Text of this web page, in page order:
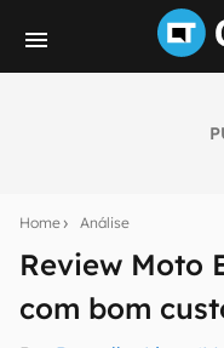
Home Análise
Review Moto
com bom
notícias e reviews
mão.
E-mail